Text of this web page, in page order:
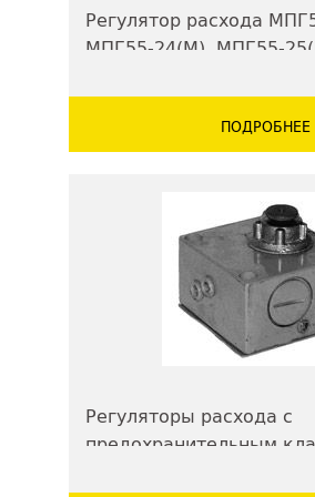
Регулятор расхода
МПГ55-24(М), МПГ55-
ПОДРОБНЕЕ
Регуляторы расхода с
предохранительным